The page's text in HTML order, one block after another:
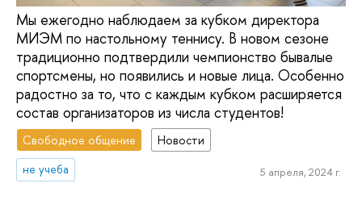
Мы ежегодно наблюдаем за кубком директора
МИЭМ по настольному теннису. В новом сезоне
традиционно подтвердили чемпионство бывалые
спортсмены, но появились и новые лица. Особенно
радостно за то, что с каждым кубком расширяется
состав организаторов из числа студентов!
Свободное общение
Новости
не учеба
5 апреля, 2024 г.